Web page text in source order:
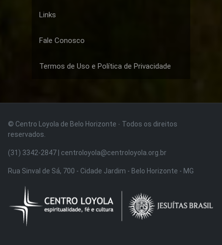
Links
Fale Conosco
Termos de Uso e Política de Privacidade
© Centro Loyola de Belo Horizonte · Todos os direitos
reservados.
(31) 3342-2847 | centroloyola@centroloyola.org.br
Rua Sinval de Sá, 700 - Cidade Jardim - Belo Horizonte - MG